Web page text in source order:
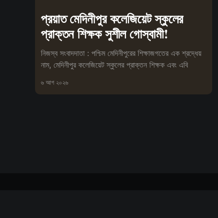
প্রয়াত মেদিনীপুর কলেজিয়েট স্কুলের
প্রাক্তন শিক্ষক সুশীল গোস্বামী!
নিজস্ব সংবাদদাতা : পশ্চিম মেদিনীপুরের শিক্ষাজগতের এক শ্রদ্ধেয়
নাম, মেদিনীপুর কলেজিয়েট স্কুলের প্রাক্তন শিক্ষক এবং এবি
৬ আগ ২০২৬